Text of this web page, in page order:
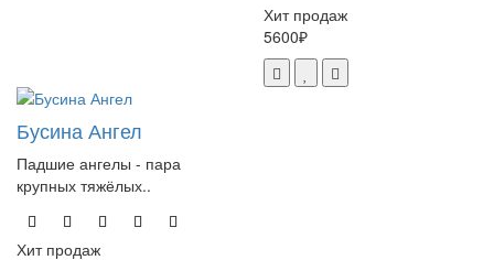
Хит продаж
5600₽
Бусина Ангел
Падшие ангелы - пара
крупных тяжёлых..
Хит продаж